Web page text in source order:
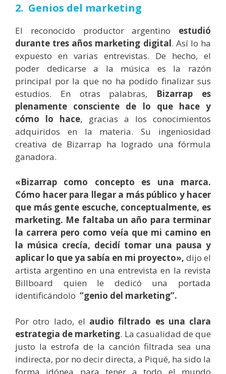
2. Genios del marketing
El reconocido productor argentino estudió
durante tres años marketing digital. Así lo ha
expuesto en varias entrevistas. De hecho, el
poder dedicarse a la música es la razón
principal por la que no ha podido finalizar sus
estudios. En otras palabras, Bizarrap es
plenamente consciente de lo que hace y
cómo lo hace, gracias a los conocimientos
adquiridos en la materia.Su ingeniosidad
creativa de Bizarrap ha logrado una fórmula
ganadora.
«Bizarrap como concepto es una marca.
Cómo hacer para llegar a más público y hacer
que más gente escuche, conceptualmente, es
marketing. Me faltaba un año para terminar
la carrera pero como veía que mi camino en
la música crecía, decidí tomar una pausa y
aplicar lo que ya sabía en mi proyecto», dijo el
artista argentino en una entrevista en la revista
Billboard quien le dedicó una portada
identificándolo “genio del marketing”.
Por otro lado, el audio filtrado es una clara
estrategia de marketing. La casualidad de que
justo la estrofa de la canción filtrada sea una
indirecta, por no decir directa, a Piqué, ha sido la
forma idónea para tener a todo el mundo